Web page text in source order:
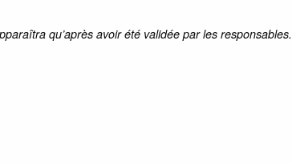
qu’après avoir été validée par les responsables.